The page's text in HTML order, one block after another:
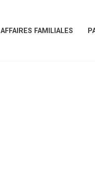
AFFAIRES FAMILIALES